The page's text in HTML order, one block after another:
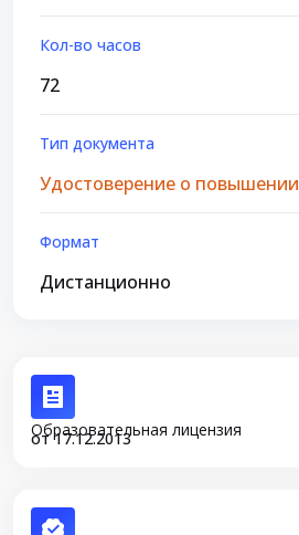
Кол-во часов
72
Тип документа
Удостоверение о
Формат
Дистанционно
Образовательная лицензия
от 17.12.2013